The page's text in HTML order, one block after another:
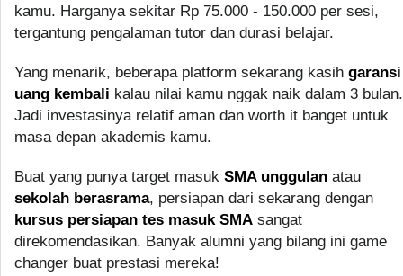
kamu. Harganya sekitar Rp 75.000 - 150.000 per sesi,
tergantung pengalaman tutor dan durasi belajar.
Yang menarik, beberapa platform sekarang kasih garansi
uang kembali kalau nilai kamu nggak naik dalam 3 bulan.
Jadi investasinya relatif aman dan worth it banget untuk
masa depan akademis kamu.
Buat yang punya target masuk SMA unggulan atau
sekolah berasrama, persiapan dari sekarang dengan
kursus persiapan tes masuk SMA sangat
direkomendasikan. Banyak alumni yang bilang ini game
changer buat prestasi mereka!